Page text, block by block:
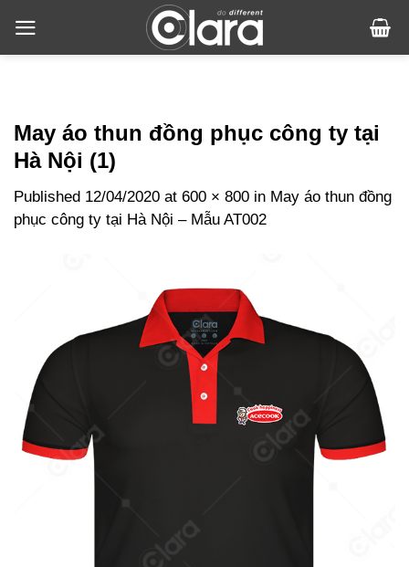
content
May áo thun đồng phục công ty tại
Hà Nội (1)
Published 12/04/2020 at 600 × 800 in May áo thun đồng
phục công ty tại Hà Nội – Mẫu AT002